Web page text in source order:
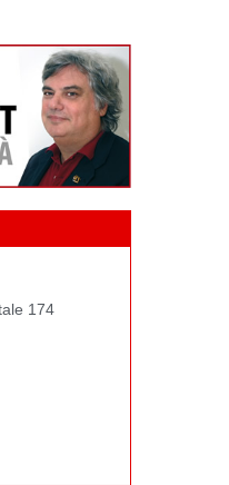
174